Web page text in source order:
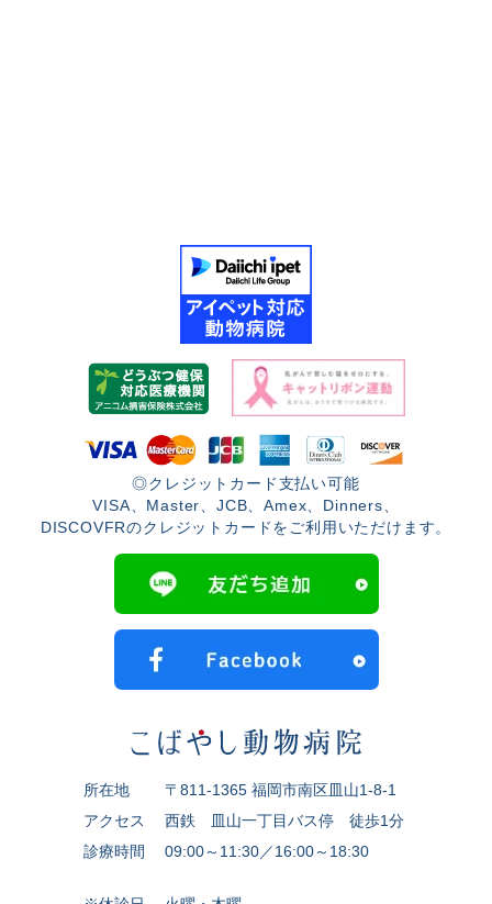
◎クレジットカード支払い可能
VISA、Master、JCB、Amex、Dinners、
DISCOVFRのクレジットカードをご利用いただけます。
所在地
〒811-1365 福岡市南区皿山1-8-1
アクセス
西鉄 皿山一丁目バス停 徒歩1分
診療時間
09:00～11:30／16:00～18:30